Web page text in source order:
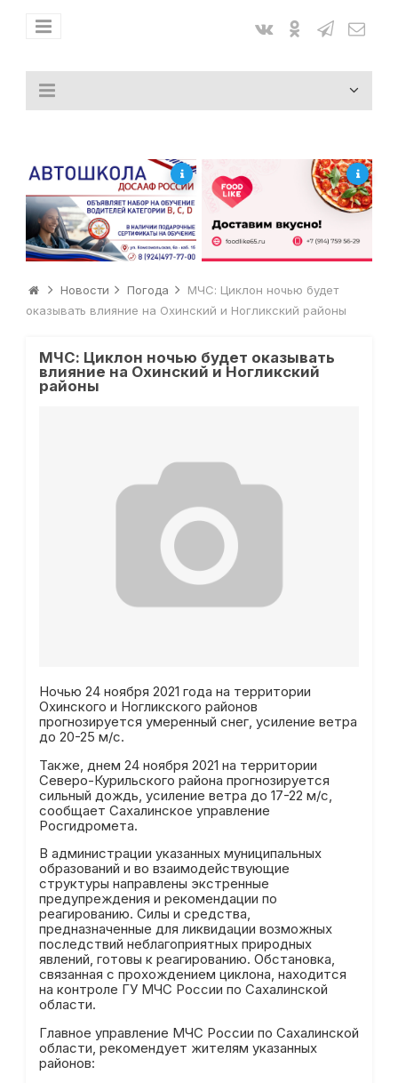
Новости Погода
МЧС: Циклон ночью будет
оказывать влияние на Охинский и Ногликский районы
МЧС: Циклон ночью будет оказывать
влияние на Охинский и Ногликский
районы
Ночью 24 ноября 2021 года на территории
Охинского и Ногликского районов
прогнозируется умеренный снег, усиление ветра
до 20-25 м/с.
Также, днем 24 ноября 2021 на территории
Северо-Курильского района прогнозируется
сильный дождь, усиление ветра до 17-22 м/с,
сообщает Сахалинское управление
Росгидромета.
В администрации указанных муниципальных
образований и во взаимодействующие
структуры направлены экстренные
предупреждения и рекомендации по
реагированию. Силы и средства,
предназначенные для ликвидации возможных
последствий неблагоприятных природных
явлений, готовы к реагированию. Обстановка,
связанная с прохождением циклона, находится
на контроле ГУ МЧС России по Сахалинской
области.
Главное управление МЧС России по Сахалинской
области, рекомендует жителям указанных
районов: